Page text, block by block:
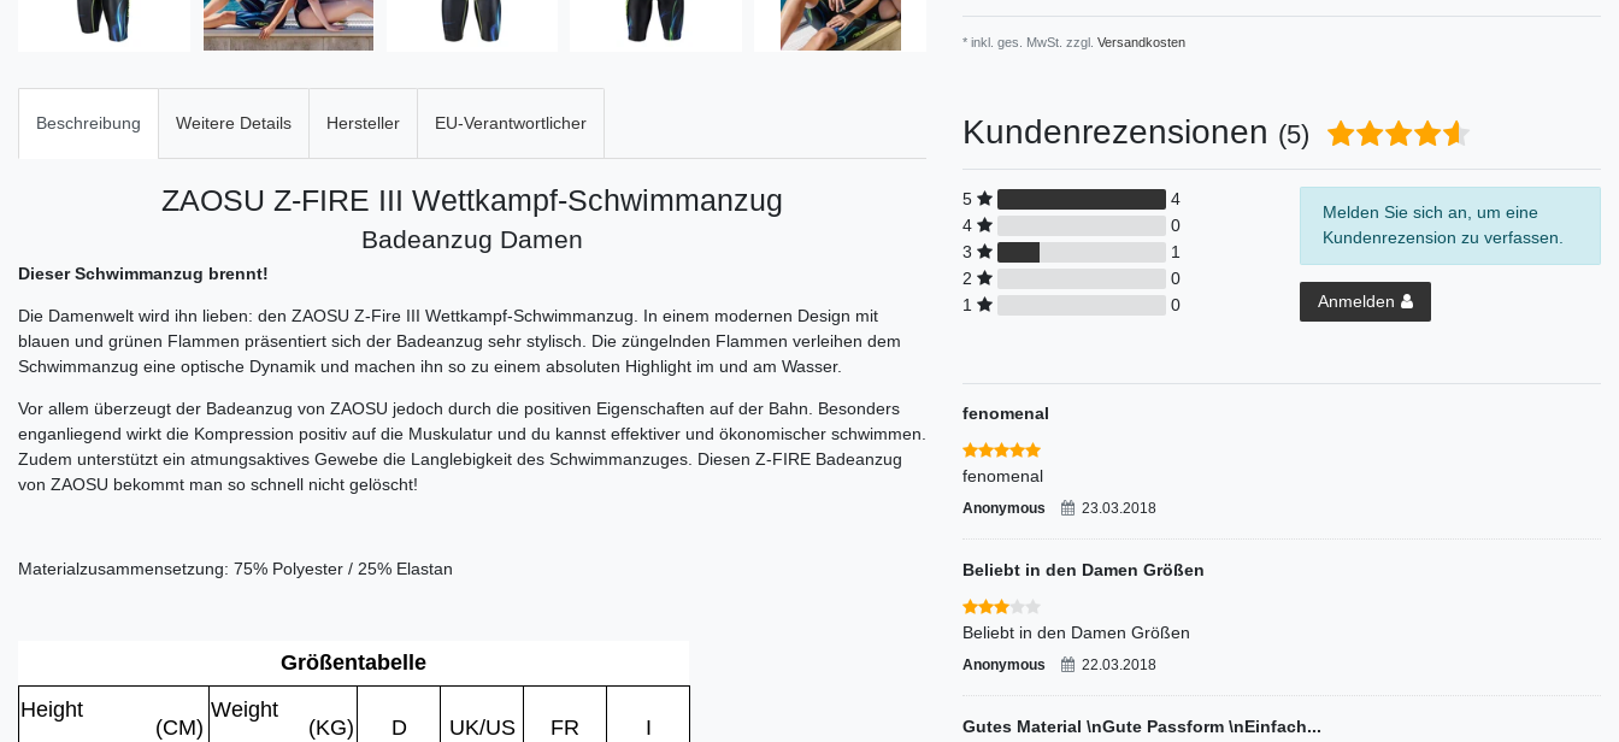
* inkl. ges. MwSt. zzgl. Versandkosten
Beschreibung Weitere Details Hersteller EU-Verantwortlicher
ZAOSU Z-FIRE III Wettkampf-Schwimmanzug
Badeanzug Damen
Dieser Schwimmanzug brennt!
Die Damenwelt wird ihn lieben: den ZAOSU Z-Fire III Wettkampf-Schwimmanzug. In einem modernen Design mit
blauen und grünen Flammen präsentiert sich der Badeanzug sehr stylisch. Die züngelnden Flammen verleihen dem
Schwimmanzug eine optische Dynamik und machen ihn so zu einem absoluten Highlight im und am Wasser.
Vor allem überzeugt der Badeanzug von ZAOSU jedoch durch die positiven Eigenschaften auf der Bahn. Besonders
enganliegend wirkt die Kompression positiv auf die Muskulatur und du kannst effektiver und ökonomischer schwimmen.
Zudem unterstützt ein atmungsaktives Gewebe die Langlebigkeit des Schwimmanzuges. Diesen Z-FIRE Badeanzug
von ZAOSU bekommt man so schnell nicht gelöscht!
Materialzusammensetzung: 75% Polyester / 25% Elastan
Größentabelle
Height
(CM)
Weight
(KG) D UK/US FR
I
Kundenrezensionen (5)
5
4
4
0
3
1
2
0
1
0
Melden Sie sich an, um eine
Kundenrezension zu verfassen.
Anmelden
fenomenal
fenomenal
Anonymous 23.03.2018
Beliebt in den Damen Größen
Beliebt in den Damen Größen
Anonymous 22.03.2018
Gutes Material \nGute Passform \nEinfach...